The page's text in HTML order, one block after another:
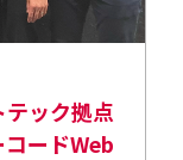
ック拠点
ードWeb